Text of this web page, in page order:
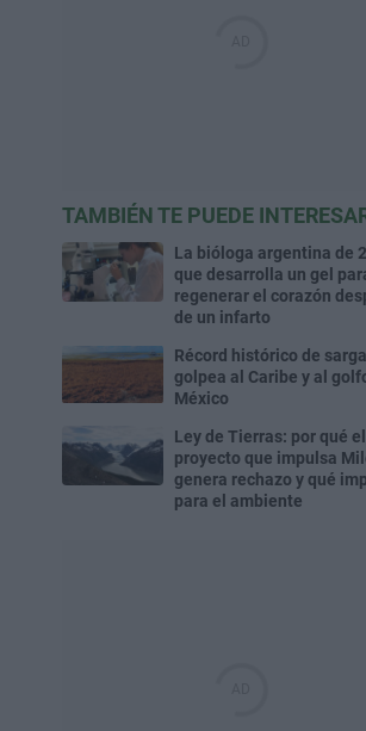
TAMBIÉN TE PUEDE
La bióloga argentina de
que desarrolla un gel
regenerar el corazón
de un infarto
Récord histórico de
golpea al Caribe y al
México
Ley de Tierras: por qué el
proyecto que impulsa
genera rechazo y qué
para el ambiente